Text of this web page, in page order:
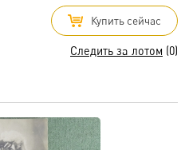
Купить сейчас
Следить за лотом (0)